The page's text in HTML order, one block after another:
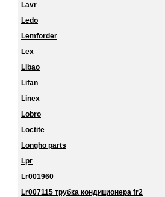
Lavr
Ledo
Lemforder
Lex
Libao
Lifan
Linex
Lobro
Loctite
Longho parts
Lpr
Lr001960
Lr007115 трубка кондиционера fr2